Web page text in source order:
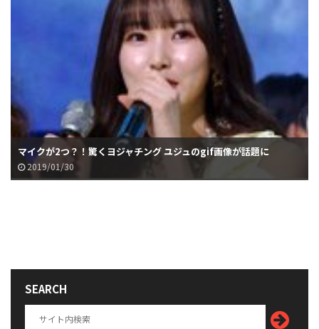
マイクが2つ？！驚くヨジャチング ユジュのgif画像が話題に
2019/01/30
SEARCH